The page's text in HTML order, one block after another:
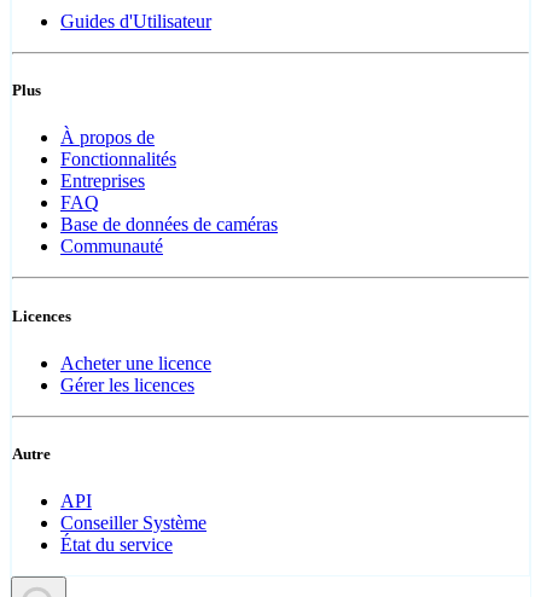
Guides d'Utilisateur
Plus
À propos de
Fonctionnalités
Entreprises
FAQ
Base de données de caméras
Communauté
Licences
Acheter une licence
Gérer les licences
Autre
API
Conseiller Système
État du service